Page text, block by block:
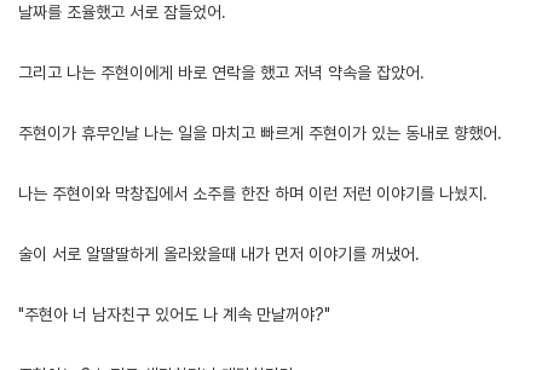
날짜를 조율했고 서로 잠들었어.
그리고 나는 주현이에게 바로 연락을 했고 저녁 약속을 잡았어.
주현이가 휴무인날 나는 일을 마치고 빠르게 주현이가 있는 동내로 향했어.
나는 주현이와 막창집에서 소주를 한잔 하며 이런 저런 이야기를 나눴지.
술이 서로 알딸딸하게 올라왔을때 내가 먼저 이야기를 꺼냈어.
"주현아 너 남자친구 있어도 나 계속 만날꺼야?"